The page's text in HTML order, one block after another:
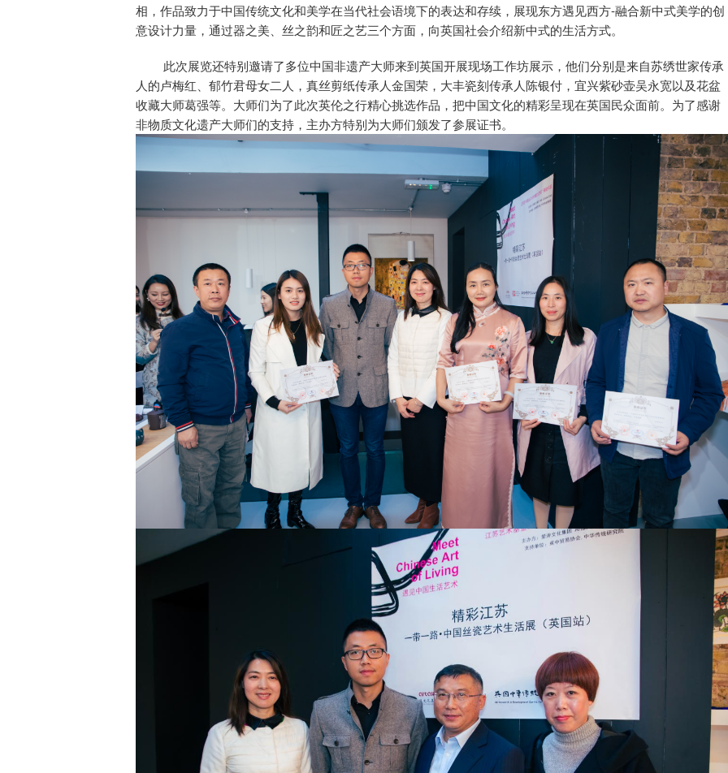
相，作品致力于中国传统文化和美学在当代社会语境下的表达和存续，展现东方遇见西方-融合新中式美学的创
意设计力量，通过器之美、丝之韵和匠之艺三个方面，向英国社会介绍新中式的生活方式。
此次展览还特别邀请了多位中国非遗产大师来到英国开展现场工作坊展示，他们分别是来自苏绣世家传承
人的卢梅红、郁竹君母女二人，真丝剪纸传承人金国荣，大丰瓷刻传承人陈银付，宜兴紫砂壶吴永宽以及花盆
收藏大师葛强等。大师们为了此次英伦之行精心挑选作品，把中国文化的精彩呈现在英国民众面前。为了感谢
非物质文化遗产大师们的支持，主办方特别为大师们颁发了参展证书。